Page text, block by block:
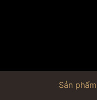
Sản phẩm